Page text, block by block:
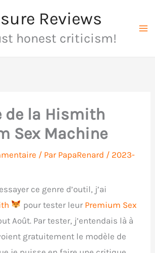
Reviews
honest criticism!
de la Hismith
Sex Machine
/ Par PapaRenard / 2023-
ce genre d’outil, j’ai
pour tester leur Premium Sex
Août. Par tester, j’entendais là à
gratuitement le modèle de